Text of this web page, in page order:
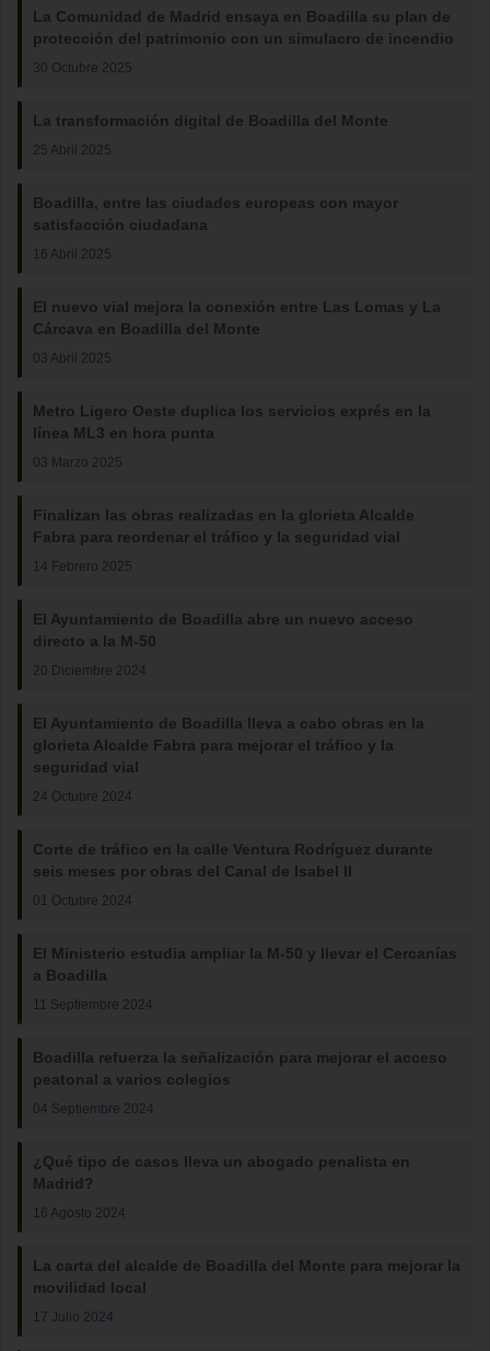
La Comunidad de Madrid ensaya en Boadilla su plan de
protección del patrimonio con un simulacro de incendio
30 Octubre 2025
La transformación digital de Boadilla del Monte
25 Abril 2025
Boadilla, entre las ciudades europeas con mayor
satisfacción ciudadana
16 Abril 2025
El nuevo vial mejora la conexión entre Las Lomas y La
Cárcava en Boadilla del Monte
03 Abril 2025
Metro Ligero Oeste duplica los servicios exprés en la
línea ML3 en hora punta
03 Marzo 2025
Finalizan las obras realizadas en la glorieta Alcalde
Fabra para reordenar el tráfico y la seguridad vial
14 Febrero 2025
El Ayuntamiento de Boadilla abre un nuevo acceso
directo a la M-50
20 Diciembre 2024
El Ayuntamiento de Boadilla lleva a cabo obras en la
glorieta Alcalde Fabra para mejorar el tráfico y la
seguridad vial
24 Octubre 2024
Corte de tráfico en la calle Ventura Rodríguez durante
seis meses por obras del Canal de Isabel II
01 Octubre 2024
El Ministerio estudia ampliar la M-50 y llevar el Cercanías
a Boadilla
11 Septiembre 2024
Boadilla refuerza la señalización para mejorar el acceso
peatonal a varios colegios
04 Septiembre 2024
¿Qué tipo de casos lleva un abogado penalista en
Madrid?
16 Agosto 2024
La carta del alcalde de Boadilla del Monte para mejorar la
movilidad local
17 Julio 2024